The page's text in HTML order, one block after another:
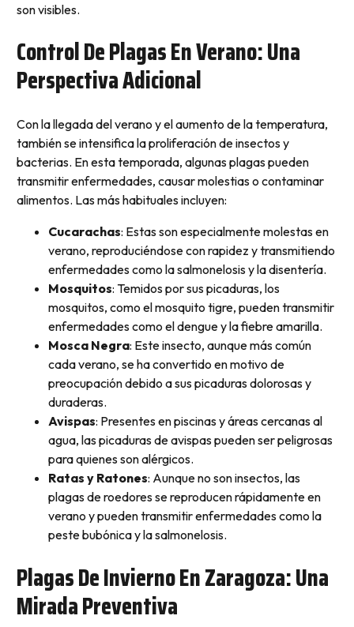
son visibles.
Control De Plagas En Verano: Una
Perspectiva Adicional
Con la llegada del verano y el aumento de la temperatura,
también se intensifica la proliferación de insectos y
bacterias. En esta temporada, algunas plagas pueden
transmitir enfermedades, causar molestias o contaminar
alimentos. Las más habituales incluyen:
Cucarachas: Estas son especialmente molestas en
verano, reproduciéndose con rapidez y transmitiendo
enfermedades como la salmonelosis y la disentería.
Mosquitos: Temidos por sus picaduras, los
mosquitos, como el mosquito tigre, pueden transmitir
enfermedades como el dengue y la fiebre amarilla.
Mosca Negra: Este insecto, aunque más común
cada verano, se ha convertido en motivo de
preocupación debido a sus picaduras dolorosas y
duraderas.
Avispas: Presentes en piscinas y áreas cercanas al
agua, las picaduras de avispas pueden ser peligrosas
para quienes son alérgicos.
Ratas y Ratones: Aunque no son insectos, las
plagas de roedores se reproducen rápidamente en
verano y pueden transmitir enfermedades como la
peste bubónica y la salmonelosis.
Plagas De Invierno En Zaragoza: Una
Mirada Preventiva